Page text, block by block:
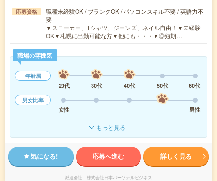
応募資格
職種未経験OK / ブランクOK / パソコンスキル不要 / 英語力不
要
▼スニーカー、Tシャツ、ジーンズ、ネイル自由！▼未経験
OK▼札幌に出勤可能な方▼他にも・・・▼◎短期…
職場の雰囲気
年齢層
20代
30代 40代 50代
60代
男女比率
女性
男性
もっと見る
気になる! 応募へ進む 詳しく見る
派遣会社 株式会社日本パーソナルビジネス